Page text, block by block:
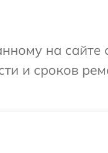
на сайте
и сроков